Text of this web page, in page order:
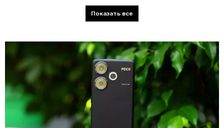
IP68 смартфон
Samsung Samsung камера
Samsung экосистема Ulefone Ulefone Armor
Ulefone Armor 24 Ulefone Armor 28 Pro
Ulefone Armor 28 Ultra тепловизор Ulefone Armor 29 Ultra
Показать все